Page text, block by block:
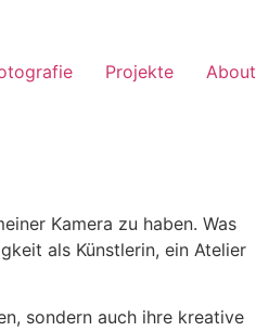
Projekte About
Kamera zu haben. Was
als Künstlerin, ein Atelier
sondern auch ihre kreative